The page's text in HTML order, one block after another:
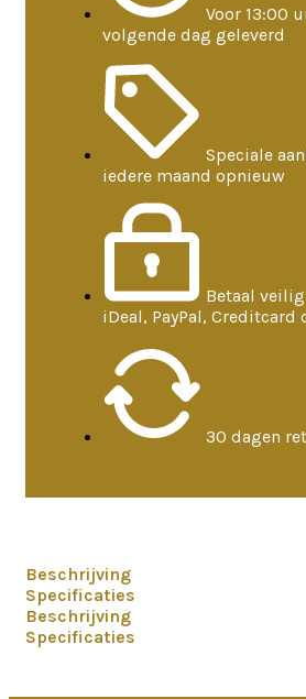
Voor 13:00
volgende dag geleverd
Speciale
iedere maand opnieuw
Betaal
iDeal, PayPal, Creditcard
30 dagen
Beschrijving
Specificaties
Beschrijving
Specificaties